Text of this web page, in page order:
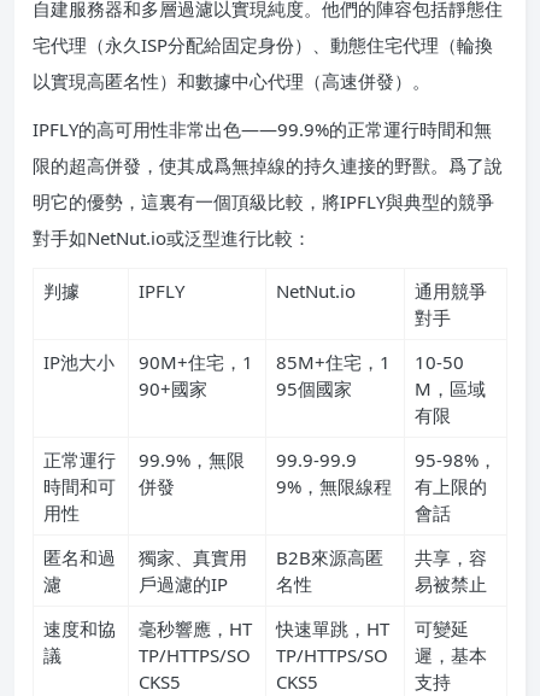
自建服務器和多層過濾以實現純度。他們的陣容包括靜態住
宅代理（永久ISP分配給固定身份）、動態住宅代理（輪換
以實現高匿名性）和數據中心代理（高速併發）。
IPFLY的高可用性非常出色——99.9%的正常運行時間和無
限的超高併發，使其成爲無掉線的持久連接的野獸。爲了說
明它的優勢，這裏有一個頂級比較，將IPFLY與典型的競爭
對手如NetNut.io或泛型進行比較：
判據 IPFLY NetNut.io
通用競爭
對手
IP池大小
90M+住宅，1
90+國家
85M+住宅，1
95個國家
10-50
M，區域
有限
正常運行
時間和可
用性
99.9%，無限
併發
99.9-99.9
9%，無限線程
95-98%，
有上限的
會話
匿名和過
濾
獨家、真實用
戶過濾的IP
B2B來源高匿
名性
共享，容
易被禁止
速度和協
議
毫秒響應，HT
TP/HTTPS/SO
CKS5
快速單跳，HT
TP/HTTPS/SO
CKS5
可變延
遲，基本
支持